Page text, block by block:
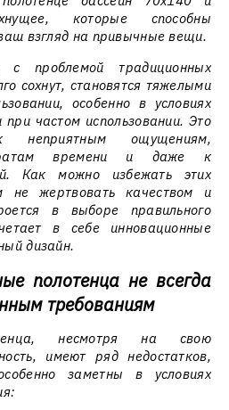
которые способны
взгляд на привычные вещи.
с проблемой традиционных
сохнут, становятся тяжелыми
особенно в условиях
частом использовании. Это
ощущениям,
времени и даже к
Как можно избежать этих
не жертвовать качеством и
в выборе правильного
в себе инновационные
дизайн.
полотенца не всегда
требованиям
несмотря на свою
имеют ряд недостатков,
заметны в условиях